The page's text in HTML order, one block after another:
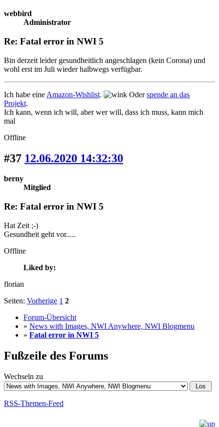
webbird
Administrator
Re: Fatal error in NWI 5
Bin derzeit leider gesundheitlich angeschlagen (kein Corona) und
wohl erst im Juli wieder halbwegs verfügbar.
Ich habe eine Amazon-Wishlist. Oderspende an das
Projekt.
Ich kann, wenn ich will, aber wer will, dass ich muss, kann mich
mal
Offline
#37 12.06.2020 14:32:30
berny
Mitglied
Re: Fatal error in NWI 5
Hat Zeit ;-)
Gesundheit geht vor.....
Offline
Liked by:
florian
Seiten: Vorherige 1 2
Forum-Übersicht
» News with Images, NWI Anywhere, NWI Blogmenu
» Fatal error in NWI 5
Fußzeile des Forums
Wechseln zu
RSS-Themen-Feed